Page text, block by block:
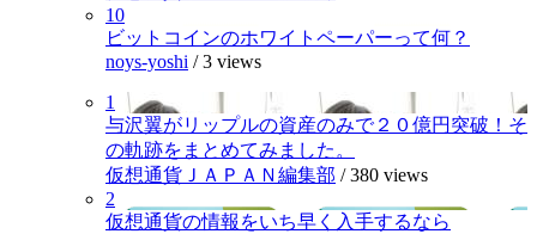
10
ビットコインのホワイトペーパーって何？
noys-yoshi /3 views
1
与沢翼がリップルの資産のみで２０億円突破！そ
の軌跡をまとめてみました。
仮想通貨ＪＡＰＡＮ編集部 /380 views
2
仮想通貨の情報をいち早く入手するなら